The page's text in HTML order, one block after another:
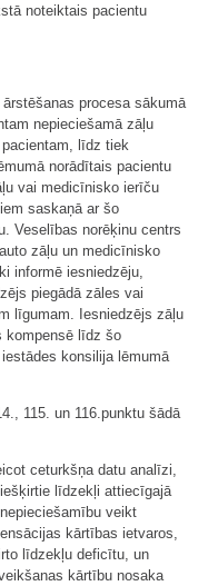
noteiktais pacientu
procesa sākumā
nepieciešamā zāļu
līdz tiek
norādītais pacientu
vai medicīnisko ierīču
saskaņā ar šo
Veselības norēķinu centrs
zāļu un medicīnisko
informē iesniedzēju,
piegādā zāles vai
līgumam. Iesniedzējs zāļu
kompensē līdz šo
konsilija lēmumā
115. un 116.punktu šādā
ceturkšņa datu analīzi,
līdzekļi attiecīgajā
veikt
kārtības ietvaros,
līdzekļu deficītu, un
kārtību nosaka